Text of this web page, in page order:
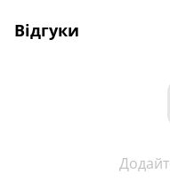
Відгуки